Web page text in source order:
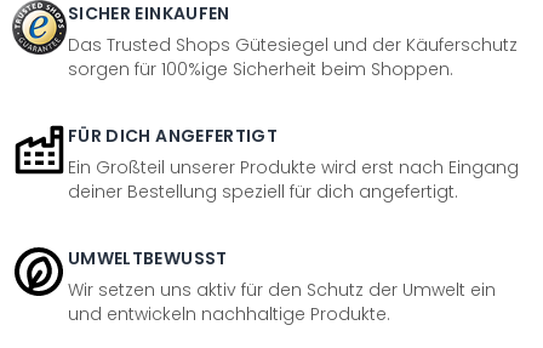
SICHER EINKAUFEN
Das Trusted Shops Gütesiegel und der Käuferschutz
sorgen für 100%ige Sicherheit beim Shoppen.
FÜR DICH ANGEFERTIGT
Ein Großteil unserer Produkte wird erst nach Eingang
deiner Bestellung speziell für dich angefertigt.
UMWELTBEWUSST
Wir setzen uns aktiv für den Schutz der Umwelt ein
und entwickeln nachhaltige Produkte.